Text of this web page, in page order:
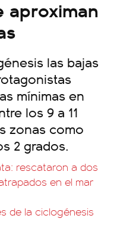
aproximan
las bajas
mínimas en
los 9 a 11
zonas como
2 grados.
rescataron a dos
en el mar
de la ciclogénesis